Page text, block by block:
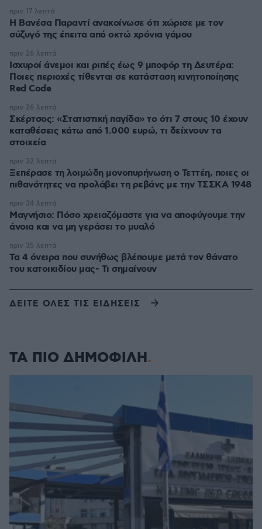
Η Βανέσα Παραντί ανακοίνωσε ότι χώρισε με τον
σύζυγό της έπειτα από οκτώ χρόνια γάμου
πριν 17 λεπτά
Ισχυροί άνεμοι και ριπές έως 9 μποφόρ τη Δευτέρα:
Ποιες περιοχές τίθενται σε κατάσταση κινητοποίησης
Red Code
πριν 26 λεπτά
Σκέρτσος: «Στατιστική παγίδα» το ότι 7 στους 10 έχουν
καταθέσεις κάτω από 1.000 ευρώ, τι δείχνουν τα
στοιχεία
πριν 26 λεπτά
Ξεπέρασε τη λοιμώδη μονοπυρήνωση ο Τεττέη, ποιες οι
πιθανότητες να προλάβει τη ρεβάνς με την ΤΣΣΚΑ 1948
πριν 32 λεπτά
Μαγνήσιο: Πόσο χρειαζόμαστε για να αποφύγουμε την
άνοια και να μη γεράσει το μυαλό
πριν 34 λεπτά
Τα 4 όνειρα που συνήθως βλέπουμε μετά τον θάνατο
του κατοικιδίου μας- Τι σημαίνουν
πριν 35 λεπτά
ΔΕΙΤΕ ΟΛΕΣ ΤΙΣ ΕΙΔΗΣΕΙΣ
ΤΑ ΠΙΟ ΔΗΜΟΦΙΛΗ